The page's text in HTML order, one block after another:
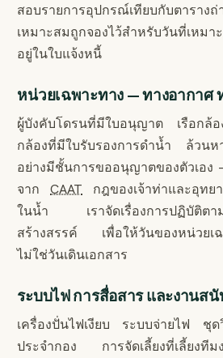
สอบรายการอุปกรณ์เทียบกับตาราง
เหมาะสมถูกจองไว้สำหรับวันที่เห
อยู่ในใบแจ้งหนี้
หน่วยเฉพาะทาง — ทางอากาศ
ผู้บังคับโดรนที่มีใบอนุญาต เรือกล้
กล้องที่มีใบรับรองการดำน้ำ ล้วนห
อย่างมีชั้นการขออนุญาตของตัวเอ
จาก CAAT กฎของเจ้าท่าและอุทย
ในน้ำ เราจัดเรื่องการปฏิบัติตาม
สร้างสรรค์ เพื่อให้วันของหน่วยเฉ
ไม่ใช่วันเดินเอกสาร
ระบบไฟ การสื่อสาร และงานส
เครื่องปั่นไฟเงียบ ระบบจ่ายไฟ ชุ
ประจำกอง การจัดเลี้ยงที่เลี้ยงทีม